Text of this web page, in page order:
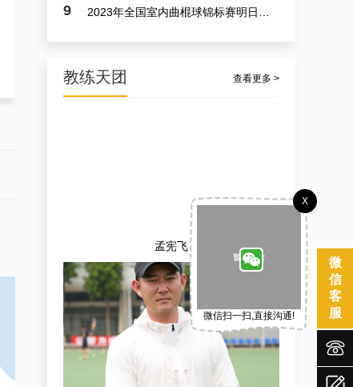
9
教练天团 查看更多 >
孟宪飞
微
信
客
服
X
微信扫一扫,直接沟通!

